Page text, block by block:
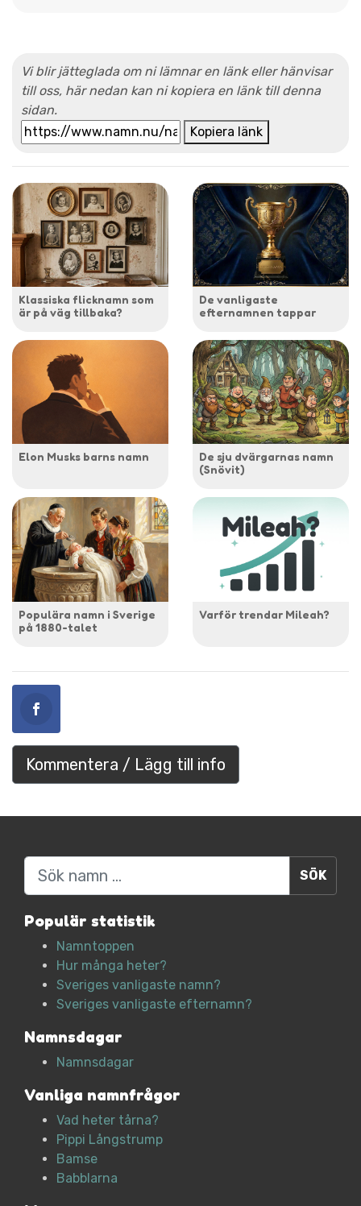
Vi blir jätteglada om ni lämnar en länk eller hänvisar
till oss, här nedan kan ni kopiera en länk till denna
sidan.
Kopiera länk
Klassiska flicknamn som
är på väg tillbaka?
De vanligaste
efternamnen tappar
Elon Musks barns namn
De sju dvärgarnas namn
(Snövit)
Populära namn i Sverige
på 1880-talet
Varför trendar Mileah?
Kommentera / Lägg till info
Sök
Populär statistik
Namntoppen
Hur många heter?
Sveriges vanligaste namn?
Sveriges vanligaste efternamn?
Namnsdagar
Namnsdagar
Vanliga namnfrågor
Vad heter tårna?
Pippi Långstrump
Bamse
Babblarna